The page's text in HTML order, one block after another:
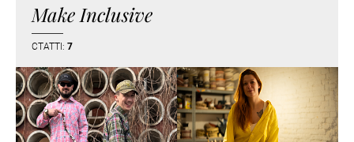
Make Inclusive
СТАТТІ: 7